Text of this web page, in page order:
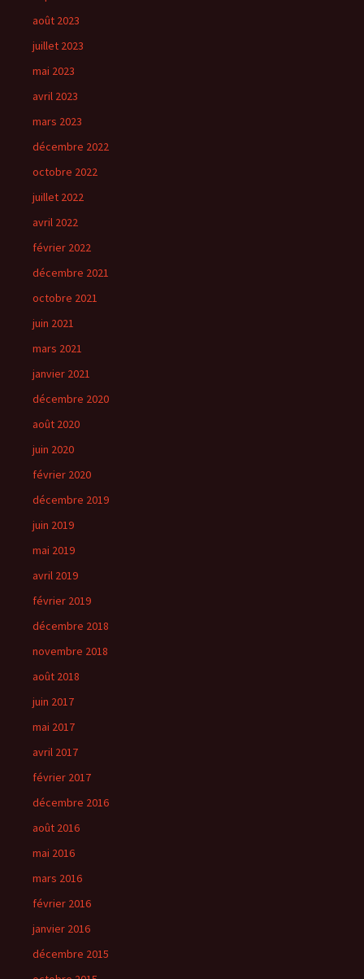
août 2023
juillet 2023
mai 2023
avril 2023
mars 2023
décembre 2022
octobre 2022
juillet 2022
avril 2022
février 2022
décembre 2021
octobre 2021
juin 2021
mars 2021
janvier 2021
décembre 2020
août 2020
juin 2020
février 2020
décembre 2019
juin 2019
mai 2019
avril 2019
février 2019
décembre 2018
novembre 2018
août 2018
juin 2017
mai 2017
avril 2017
février 2017
décembre 2016
août 2016
mai 2016
mars 2016
février 2016
janvier 2016
décembre 2015